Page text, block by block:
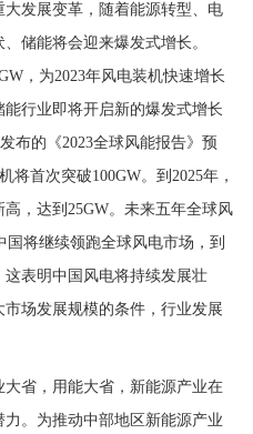
发展变革，随着能源转型、电
储能将会迎来爆发式增长。
，为2023年风电装机快速增长
行业即将开启新的爆发式增长
布的《2023全球风能报告》预
将首次突破100GW。到2025年，
，达到25GW。未来五年全球风
国将继续领跑全球风电市场，到
这表明中国风电将持续发展壮
场发展规模的条件，行业发展
省，用能大省，新能源产业在
。为推动中部地区新能源产业